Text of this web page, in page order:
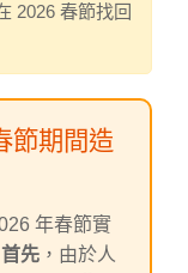
2026 春節找回
節期間造
年春節實
首先 ，由於人